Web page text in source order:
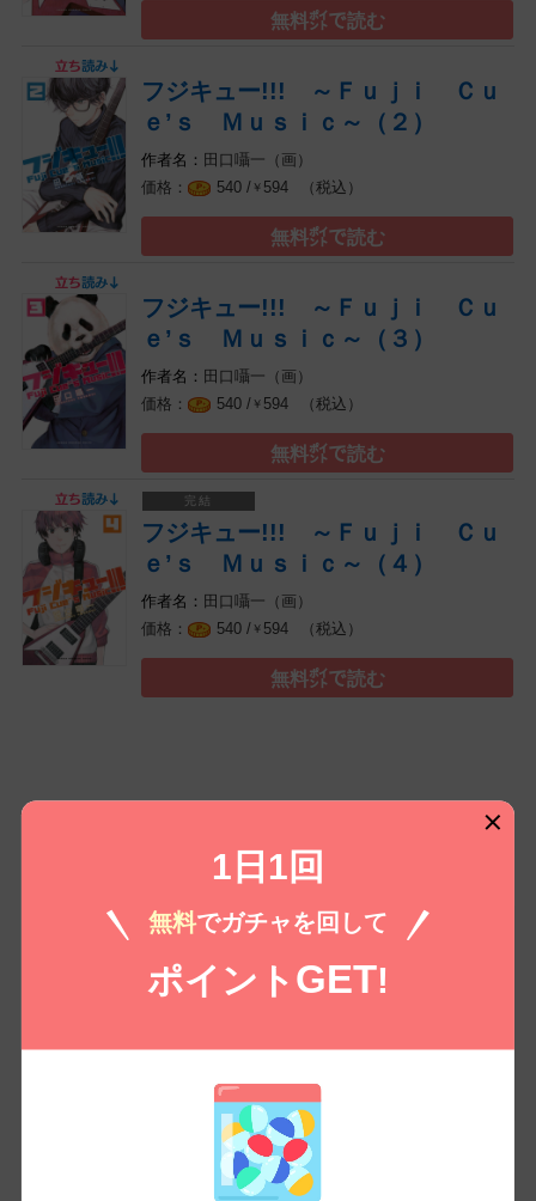
無料㌽で読む
フジキュー!!! ～Ｆｕｊｉ Ｃｕ
ｅ’ｓ Ｍｕｓｉｃ～（２）
田口囁一（画）
540 / ￥ 594 （税込）
無料㌽で読む
フジキュー!!! ～Ｆｕｊｉ Ｃｕ
ｅ’ｓ Ｍｕｓｉｃ～（３）
田口囁一（画）
540 / ￥ 594 （税込）
無料㌽で読む
フジキュー!!! ～Ｆｕｊｉ Ｃｕ
ｅ’ｓ Ｍｕｓｉｃ～（４）
田口囁一（画）
540 / ￥ 594 （税込）
無料㌽で読む
コイコミ編集部推し
ハーレムの新生活【特
別修正版】(2)
無料㌽で読む
1日1回
無料でガチャを回して
ポイント GET!